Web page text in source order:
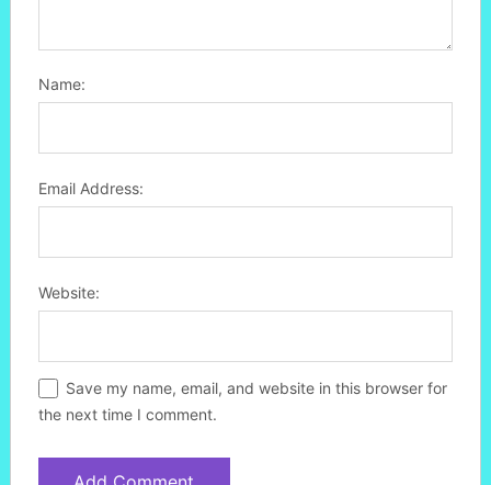
Name:
Email Address:
Website:
Save my name, email, and website in this browser for
the next time I comment.